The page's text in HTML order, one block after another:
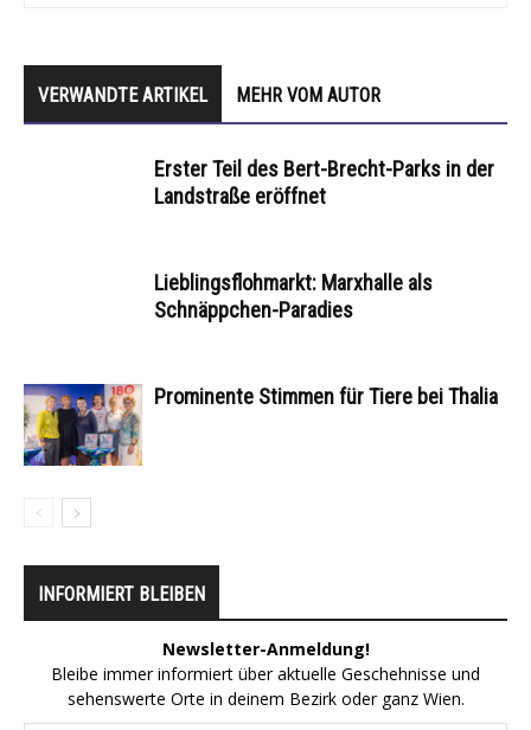
VERWANDTE ARTIKEL MEHR VOM AUTOR
Erster Teil des Bert-Brecht-Parks in der
Landstraße eröffnet
Lieblingsflohmarkt: Marxhalle als
Schnäppchen-Paradies
Prominente Stimmen für Tiere bei Thalia
INFORMIERT BLEIBEN
Newsletter-Anmeldung!
Bleibe immer informiert über aktuelle Geschehnisse und
sehenswerte Orte in deinem Bezirk oder ganz Wien.